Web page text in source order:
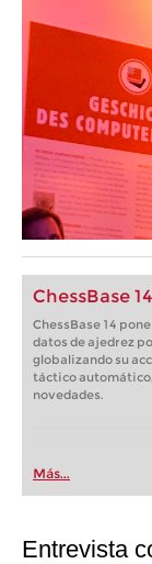
ChessBase
ChessBase 14
datos de ajedrez
globalizando su
táctico
novedades.
Más...
Entrevista